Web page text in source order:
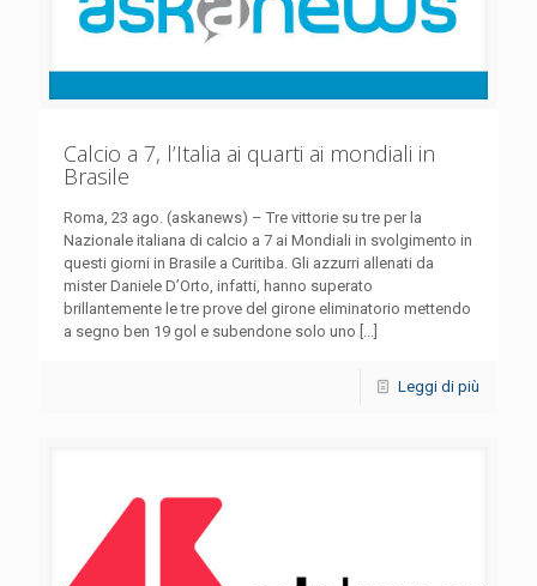
Calcio a 7, l’Italia ai quarti ai mondiali in
Brasile
Roma, 23 ago. (askanews) – Tre vittorie su tre per la
Nazionale italiana di calcio a 7 ai Mondiali in svolgimento in
questi giorni in Brasile a Curitiba. Gli azzurri allenati da
mister Daniele D’Orto, infatti, hanno superato
brillantemente le tre prove del girone eliminatorio mettendo
a segno ben 19 gol e subendone solo uno [...]
Leggi di più